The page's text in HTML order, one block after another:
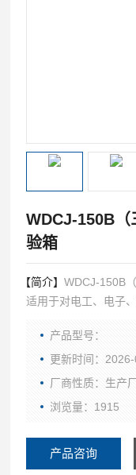
WDCJ-150B（
验箱
【简介】WDCJ-150B
适用于对电工、电子
可靠性和进行产品的
产品型号：
更新时间：
厂商性质：生产
浏览量：1915
产品咨询